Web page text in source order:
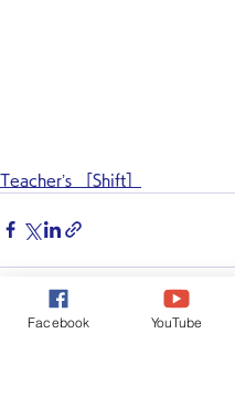
Teacher’s ［Shift］
Facebook YouTube